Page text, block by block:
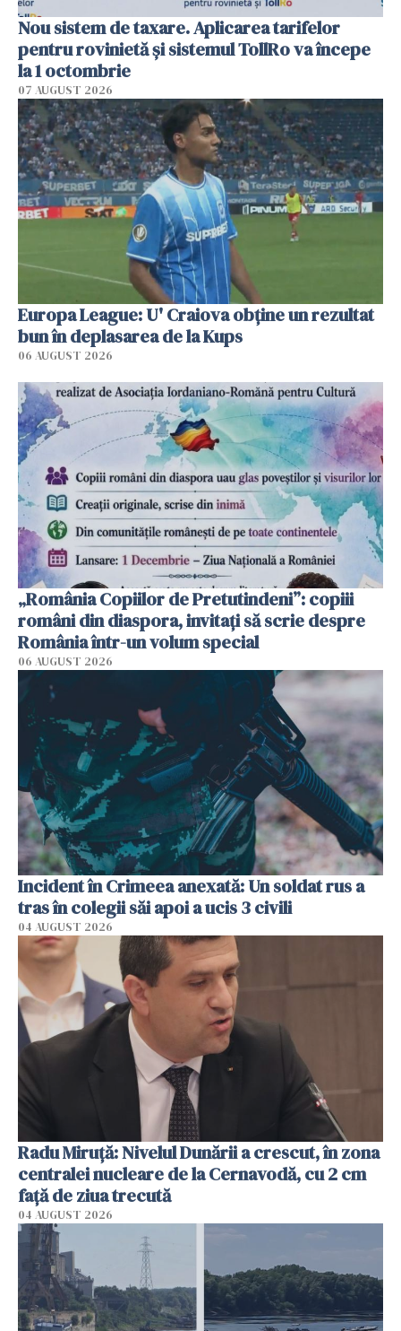
Nou sistem de taxare. Aplicarea tarifelor
pentru rovinietă şi sistemul TollRo va începe
la 1 octombrie
07 AUGUST 2026
Europa League: U' Craiova obține un rezultat
bun în deplasarea de la Kups
06 AUGUST 2026
„România Copiilor de Pretutindeni”: copiii
români din diaspora, invitați să scrie despre
România într-un volum special
06 AUGUST 2026
Incident în Crimeea anexată: Un soldat rus a
tras în colegii săi apoi a ucis 3 civili
04 AUGUST 2026
Radu Miruţă: Nivelul Dunării a crescut, în zona
centralei nucleare de la Cernavodă, cu 2 cm
faţă de ziua trecută
04 AUGUST 2026